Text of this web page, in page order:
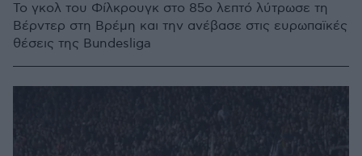
Το γκολ του Φίλκρουγκ στο 85ο λεπτό λύτρωσε τη
Βέρντερ στη Βρέμη και την ανέβασε στις ευρωπαϊκές
θέσεις της Bundesliga